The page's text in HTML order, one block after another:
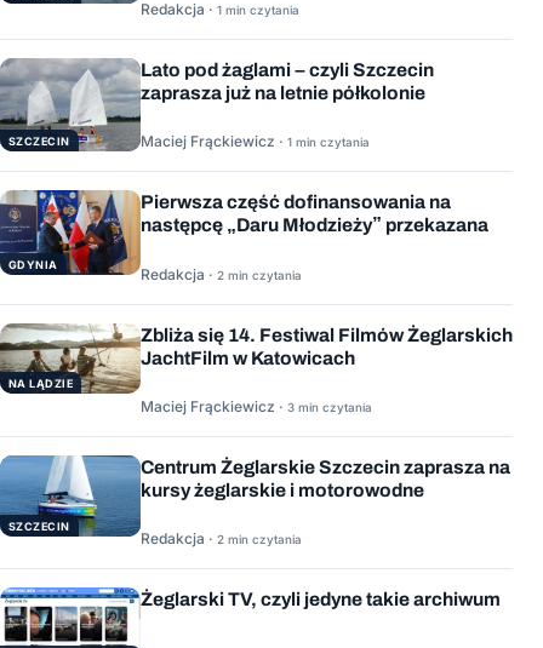
Redakcja · 1 min czytania
SZCZECIN
Lato pod żaglami – czyli Szczecin
zaprasza już na letnie półkolonie
Maciej Frąckiewicz · 1 min czytania
GDYNIA
Pierwsza część dofinansowania na
następcę „Daru Młodzieży” przekazana
Redakcja · 2 min czytania
NA LĄDZIE
Zbliża się 14. Festiwal Filmów Żeglarskich
JachtFilm w Katowicach
Maciej Frąckiewicz · 3 min czytania
SZCZECIN
Centrum Żeglarskie Szczecin zaprasza na
kursy żeglarskie i motorowodne
Redakcja · 2 min czytania
Żeglarski TV, czyli jedyne takie archiwum